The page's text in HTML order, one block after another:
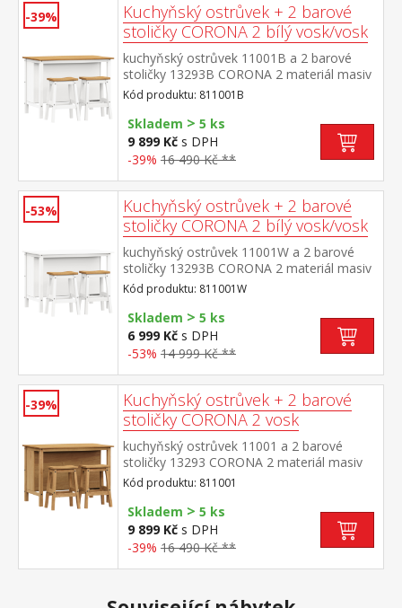
-39%
Kuchyňský ostrůvek + 2 barové
stoličky CORONA 2 bílý vosk/vosk
kuchyňský ostrůvek 11001B a 2 barové
stoličky 13293B CORONA 2 materiál masiv
borovice voskovaná v bílém a medovém
odstínu rozměr ostrůvku (š/h/v) 126 × 77 ×
91 cm, 1 police rozměr barové stoličky
(š/h/v) 44 × 30 × 63 cm součást sestavy
Corona 2
Kód produktu: 811001B
Skladem > 5 ks
9 899 Kč s DPH
-39% 16 490 Kč **
-53%
Kuchyňský ostrůvek + 2 barové
stoličky CORONA 2 bílý vosk/vosk
kuchyňský ostrůvek 11001W a 2 barové
stoličky 13293B CORONA 2 materiál masiv
borovice voskovaná v bílém a medovém
odstínu rozměr ostrůvku (š/h/v) 126 × 77 ×
91 cm, 1 police rozměr barové stoličky
(š/h/v) 44 × 30 × 63 cm součást sestavy
Corona 2
Kód produktu: 811001W
Skladem > 5 ks
6 999 Kč s DPH
-53% 14 999 Kč **
-39%
Kuchyňský ostrůvek + 2 barové
stoličky CORONA 2 vosk
kuchyňský ostrůvek 11001 a 2 barové
stoličky 13293 CORONA 2 materiál masiv
borovice voskovaná v medovém
odstínu rozměr ostrůvku (š/h/v) 126 × 77 ×
91 cm, 1 police rozměr barové stoličky
(š/h/v) 44 × 30 × 63 cm součást sestavy
Corona 2
Kód produktu: 811001
Skladem > 5 ks
9 899 Kč s DPH
-39% 16 490 Kč **